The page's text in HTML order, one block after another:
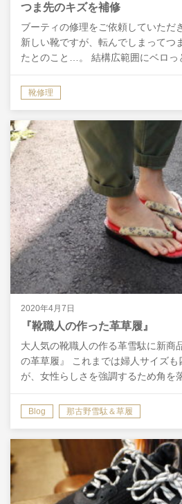
つま先のキズを補修
ブーティの修理をご依頼していた
新しい靴ですが、転んでしまってつ
たとのこと…。 結構広範囲にベロっ
靴修理
2020年4月7日
『靴職人の作った革草履』
大人気の靴職人の作る革雪駄に新商
の革草履』 これまでは婦人サイズも
が、女性らしさを強調するため角を
通…
Blog 那古野雪駄＆草履